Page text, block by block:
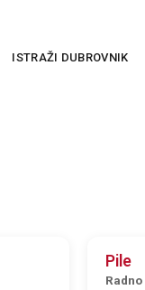
ISTRAŽI DUBROVNIK
Pile